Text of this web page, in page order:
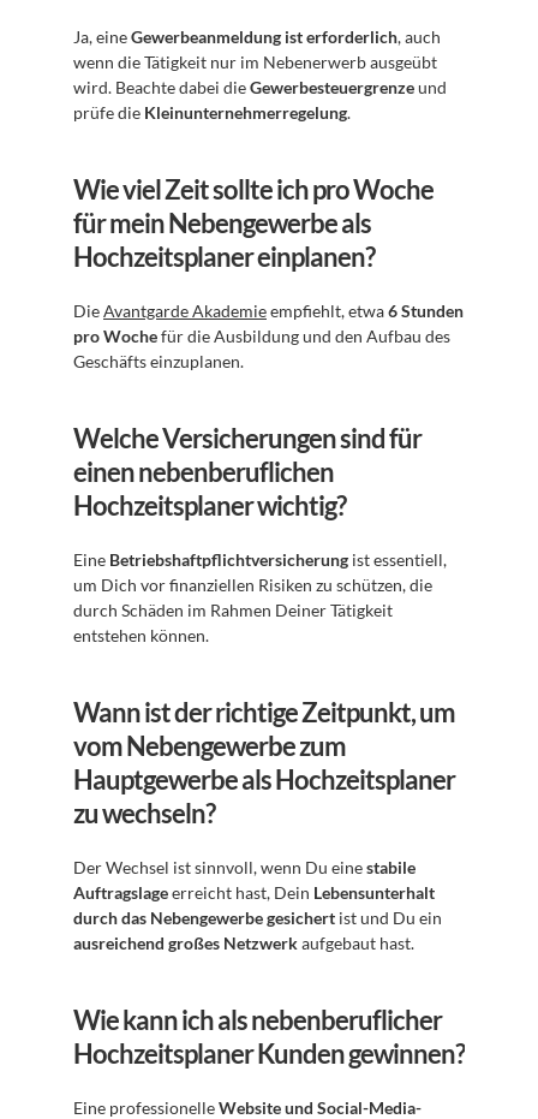
Ja, eine Gewerbeanmeldung ist erforderlich, auch
wenn die Tätigkeit nur im Nebenerwerb ausgeübt
wird. Beachte dabei die Gewerbesteuergrenze und
prüfe die Kleinunternehmerregelung.
Wie viel Zeit sollte ich pro Woche
für mein Nebengewerbe als
Hochzeitsplaner einplanen?
Die Avantgarde Akademie empfiehlt, etwa 6 Stunden
pro Woche für die Ausbildung und den Aufbau des
Geschäfts einzuplanen.
Welche Versicherungen sind für
einen nebenberuflichen
Hochzeitsplaner wichtig?
Eine Betriebshaftpflichtversicherung ist essentiell,
um Dich vor finanziellen Risiken zu schützen, die
durch Schäden im Rahmen Deiner Tätigkeit
entstehen können.
Wann ist der richtige Zeitpunkt, um
vom Nebengewerbe zum
Hauptgewerbe als Hochzeitsplaner
zu wechseln?
Der Wechsel ist sinnvoll, wenn Du eine stabile
Auftragslage erreicht hast, Dein Lebensunterhalt
durch das Nebengewerbe gesichert
ausreichend großes Netzwerk aufgebaut hast.
Wie kann ich als nebenberuflicher
Hochzeitsplaner Kunden gewinnen?
Eine professionelle Website und Social-Media-